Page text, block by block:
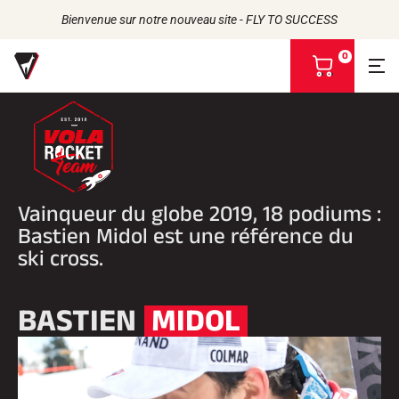
Bienvenue sur notre nouveau site - FLY TO SUCCESS
PRODUITS
UNIVERS
NOS MARQUES
LA MAISON VOLA
Bio-sourcés
Toutes neiges
Racing Wax
Affûtage
Finition
Brosses
Racles
L'ENGAGEMENT RSE
VOLA ADVICE
0
V
a
n
i
Vainqueur du globe 2019, 18 podiums :
Bastien Midol est une référence du
ski cross.
BASTIEN MIDOL